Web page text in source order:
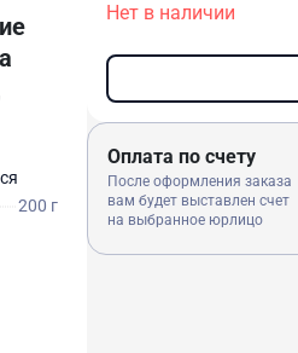
200 г
Нет в наличии
Оплата по счету
После оформления заказа
вам будет выставлен счет
на выбранное юрлицо